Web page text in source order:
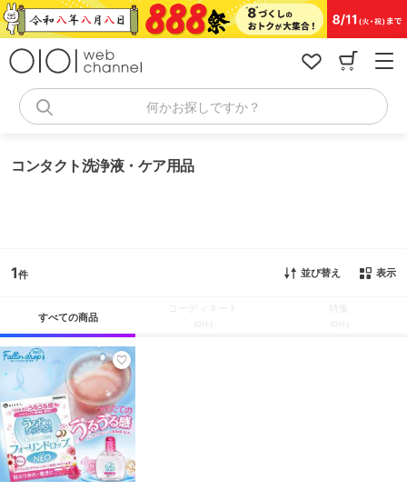
コ
ン
何かお探しですか？
コンタクト洗浄液・ケア用品
1 並び替え 表示
すべての商品
(0件) (0件)